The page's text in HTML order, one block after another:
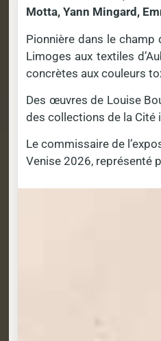
Motta, Yann Mingard,
Pionnière dans le
Limoges aux textiles
concrètes aux couleurs
Des œuvres de Louise
des collections de la Cité
Le commissaire de
Venise 2026, représenté